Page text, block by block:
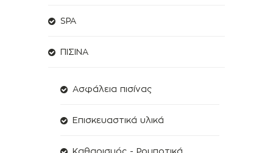
SPA
ΠΙΣΙΝΑ
Ασφάλεια πισίνας
Επισκευαστικά υλικά
Καθαρισμός - Ρομποτικά